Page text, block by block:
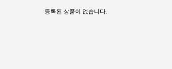
등록된 상품이 없습니다.